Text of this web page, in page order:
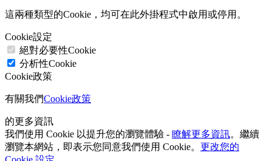
這兩種類型的Cookie，均可在此外掛程式中啟用或停用。
Cookie設定
絕對必要性Cookie
分析性Cookie
Cookie政策
有關我們Cookie政策
的更多資訊
我們使用 Cookie 以提升您的瀏覽體驗 - 瞭解更多資訊。繼續
瀏覽本網站，即表示您同意我們使用 Cookie。 更改您的